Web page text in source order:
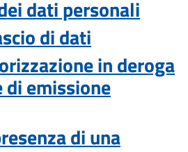
dati personali
di dati
in deroga
emissione
di una